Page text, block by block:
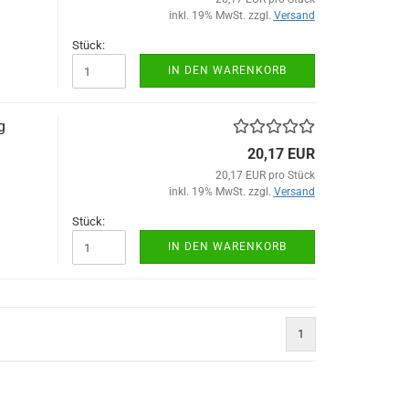
inkl. 19% MwSt. zzgl. Versand
Stück:
IN DEN WARENKORB
20,17 EUR
20,17 EUR pro Stück
inkl. 19% MwSt. zzgl. Versand
Stück:
IN DEN WARENKORB
1